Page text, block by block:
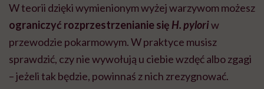
W teorii dzięki wymienionym wyżej warzywom możesz
ograniczyć rozprzestrzenianie się H. pyloriw
przewodzie pokarmowym. W praktyce musisz
sprawdzić, czy nie wywołują u ciebie wzdęć albo zgagi
– jeżeli tak będzie, powinnaś z nich zrezygnować.